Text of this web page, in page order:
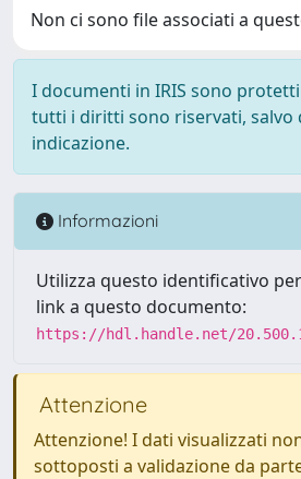
Non ci sono file associati a
I documenti in IRIS sono
tutti i diritti sono riservati, salvo
indicazione.
Informazioni
Utilizza questo identificativo
link a questo documento:
https://hdl.handle.net/
Attenzione
Attenzione! I dati visualizzati
sottoposti a validazione da